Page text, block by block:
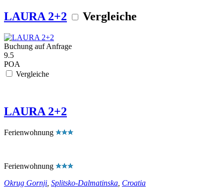
LAURA 2+2 Vergleiche
Buchung auf Anfrage
9.5
POA
Vergleiche
LAURA 2+2
Ferienwohnung
Ferienwohnung
Okrug Gornji Splitsko-Dalmatinska Croatia